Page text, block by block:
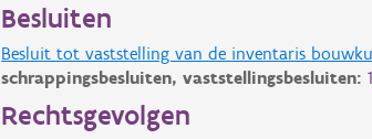
Besluiten
Besluit tot vaststelling van de inventaris
schrappingsbesluiten,vaststellingsbesluiten:
Rechtsgevolgen